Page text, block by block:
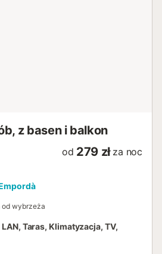
z basen i balkon
od 279 zł za noc
od wybrzeża
Taras, Klimatyzacja, TV,